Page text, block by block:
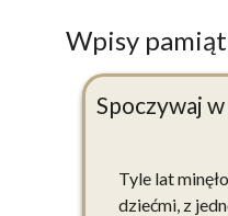
Wpisy
Spoczywaj
Tyle lat
dziećmi, z